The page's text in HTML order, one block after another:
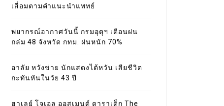
เสื่อมตามคำแนะนำแพทย์
พยากรณ์อากาศวันนี้ กรมอุตุฯ เตือนฝน
ถล่ม 48 จังหวัด กทม. ฝนหนัก 70%
อาลัย หวังข่าย นักแสดงไต้หวัน เสียชีวิต
กะทันหันในวัย 43 ปี
ฮาเลย์ โจเอล ออสเมนต์ ดาราเด็ก The